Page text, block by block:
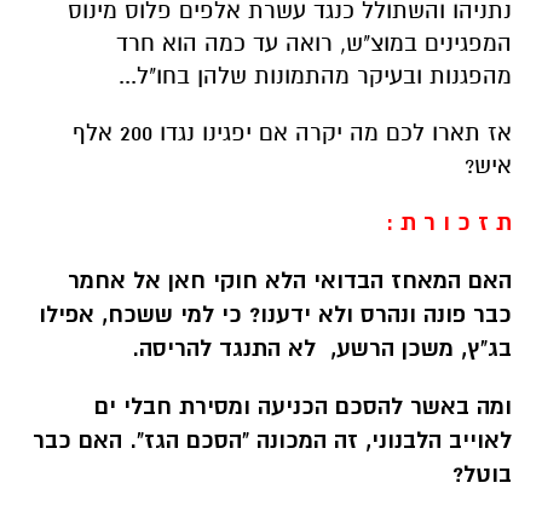
נתניהו והשתולל כנגד עשרת אלפים פלוס מינוס
המפגינים במוצ"ש, רואה עד כמה הוא חרד
מהפגנות ובעיקר מהתמונות שלהן בחו"ל...
אז תארו לכם מה יקרה אם יפגינו נגדו 200 אלף
איש?
ת ז כ ו ר ת :
האם המאחז הבדואי הלא חוקי חאן אל אחמר
כבר פונה ונהרס ולא ידענו? כי למי ששכח, אפילו
בג"ץ, משכן הרשע, לא התנגד להריסה.
ומה באשר להסכם הכניעה ומסירת חבלי ים
לאוייב הלבנוני, זה המכונה "הסכם הגז". האם כבר
בוטל?